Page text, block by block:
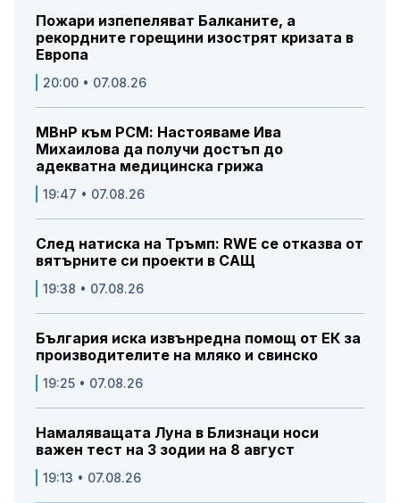
Пожари изпепеляват Балканите, а
рекордните горещини изострят кризата в
Европа
20:00 • 07.08.26
МВнР към РСМ: Настояваме Ива
Михаилова да получи достъп до
адекватна медицинска грижа
19:47 • 07.08.26
След натиска на Тръмп: RWE се отказва от
вятърните си проекти в САЩ
19:38 • 07.08.26
България иска извънредна помощ от ЕК за
производителите на мляко и свинско
19:25 • 07.08.26
Намаляващата Луна в Близнаци носи
важен тест на 3 зодии на 8 август
19:13 • 07.08.26